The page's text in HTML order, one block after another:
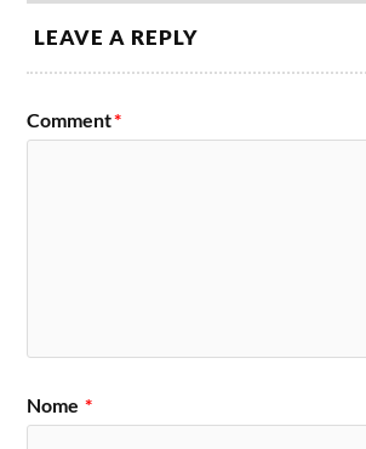
LEAVE A REPLY
Comment*
Nome *